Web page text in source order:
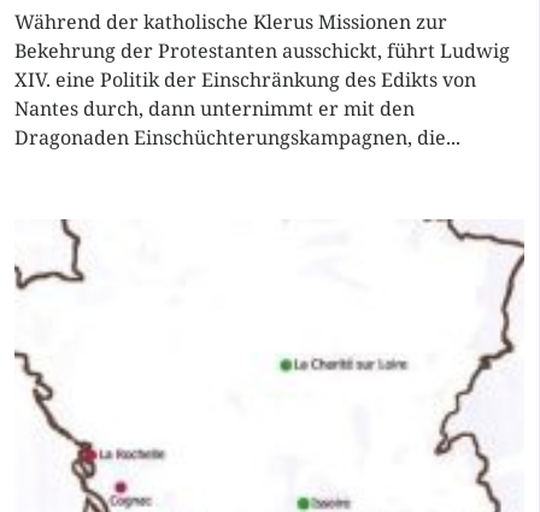
Während der katholische Klerus Missionen zur
Bekehrung der Protestanten ausschickt, führt Ludwig
XIV. eine Politik der Einschränkung des Edikts von
Nantes durch, dann unternimmt er mit den
Dragonaden Einschüchterungskampagnen, die...